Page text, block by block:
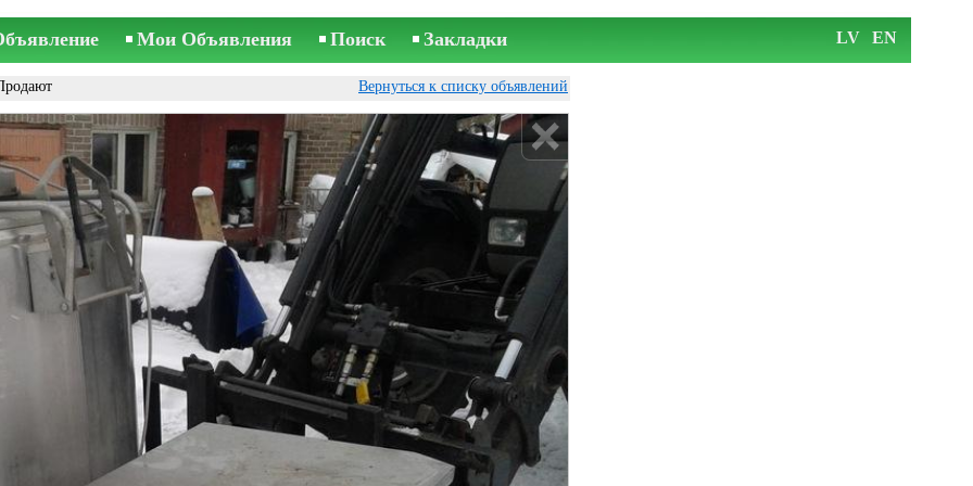
Мои Объявления Поиск Закладки LV EN
Вернуться к списку объявлений